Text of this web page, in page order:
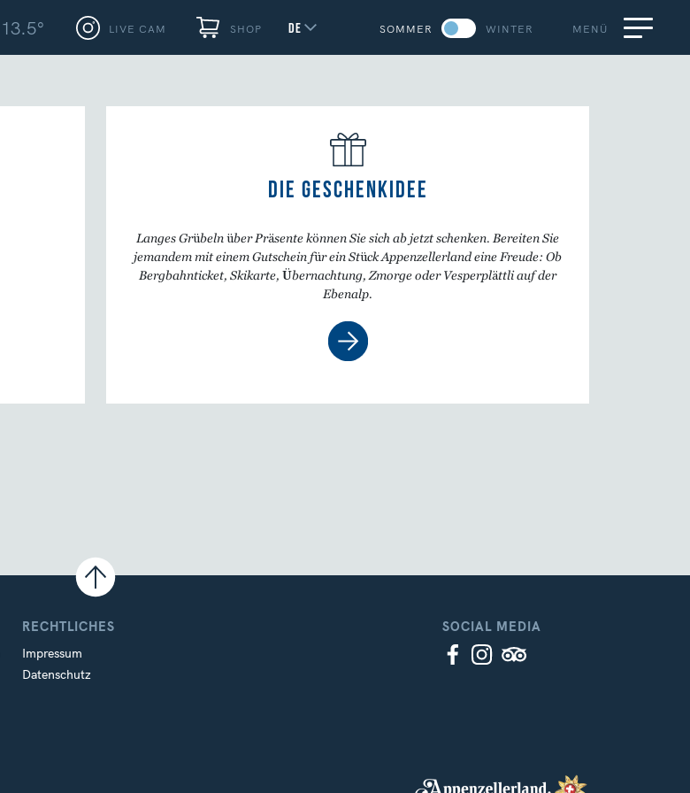
13.5° LIVE CAM SHOP DE SOMMER WINTER MENÜ
DIE GESCHENKIDEE
Langes Grübeln über Präsente können Sie sich ab jetzt schenken. Bereiten Sie
jemandem mit einem Gutschein für ein Stück Appenzellerland eine Freude: Ob
Bergbahnticket, Skikarte, Übernachtung, Zmorge oder Vesperplättli auf der
Ebenalp.
RECHTLICHES
Impressum
Datenschutz
SOCIAL MEDIA